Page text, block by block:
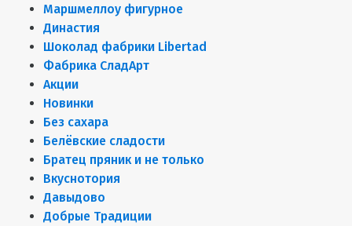
Маршмеллоу фигурное
Династия
Шоколад фабрики Libertad
Фабрика СладАрт
Акции
Новинки
Без сахара
Белёвские сладости
Братец пряник и не только
Вкуснотория
Давыдово
Добрые Традиции